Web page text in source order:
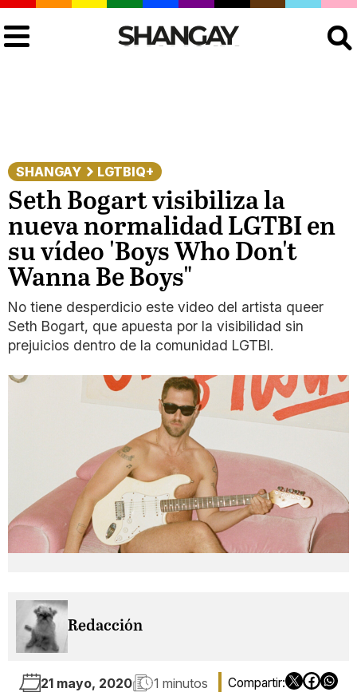
SHANGAY LGTBIQ+
Seth Bogart visibiliza la
nueva normalidad LGTBI en
su vídeo 'Boys Who Don't
Wanna Be Boys"
No tiene desperdicio este video del artista queer
Seth Bogart, que apuesta por la visibilidad sin
prejuicios dentro de la comunidad LGTBI.
Redacción
21 mayo, 2020 1 minutos